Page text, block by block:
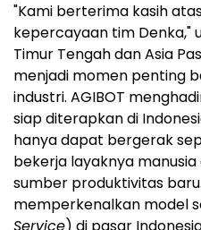
"Kami berterima kasih
kepercayaan tim Denka,"
Timur Tengah dan Asia
menjadi momen penting
industri. AGIBOT
siap diterapkan di
hanya dapat bergerak
bekerja layaknya
sumber produktivitas
memperkenalkan model